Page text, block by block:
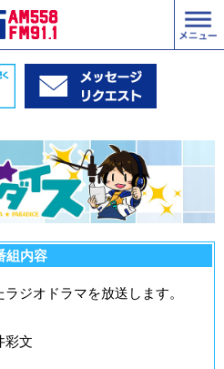
組内容
ジオドラマを放送します。
彩文